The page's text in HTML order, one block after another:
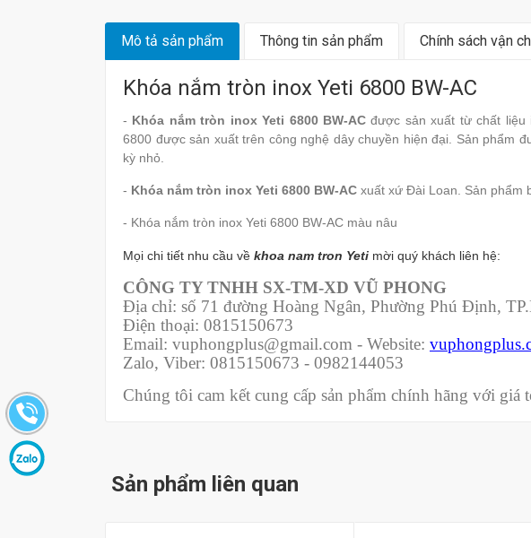
Mô tả sản phẩm Thông tin sản phẩm Chính sách vận
Khóa nắm tròn inox Yeti 6800 BW-AC
- Khóa nắm tròn inox Yeti 6800 BW-ACđược sản xuất từ chất liệu
6800 được sản xuất trên công nghệ dây chuyền hiện đại. Sản phẩm
kỳ nhỏ.
- Khóa nắm tròn inox Yeti 6800 BW-AC xuất xứ Đài Loan. Sản phẩm
- Khóa nắm tròn inox Yeti 6800 BW-AC màu nâu
Mọi chi tiết nhu cầu về khoa nam tron Yeti mời quý khách liên hệ:
CÔNG TY TNHH SX-TM-XD VŨ PHONG
Địa chỉ: số 71 đường Hoàng Ngân, Phường Phú Định,
Điện thoại: 0815150673
Email: vuphongplus@gmail.com - Website:
Zalo, Viber: 0815150673 - 0982144053
Chúng tôi cam kết cung cấp sản phẩm chính hãng với giá
Sản phẩm liên quan